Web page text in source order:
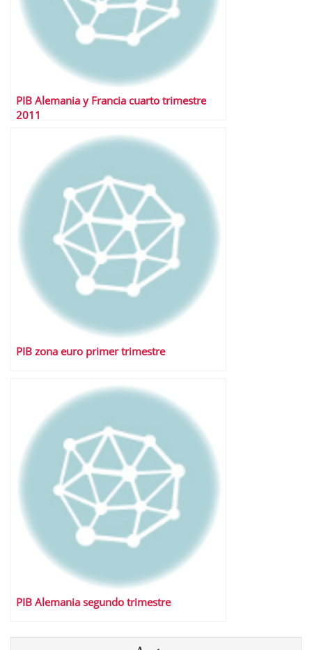
PIB Alemania y Francia cuarto trimestre
2011
PIB zona euro primer trimestre
PIB Alemania segundo trimestre